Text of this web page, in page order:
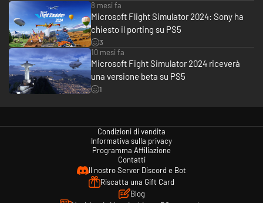
8 mesi fa
Microsoft Flight Simulator 2024: Sony ha
chiesto il porting su PS5
3
10 mesi fa
Microsoft Fight Simulator 2024 riceverà
una versione beta su PS5
1
Condizioni di vendita
Informativa sulla privacy
Programma Affiliazione
Contatti
Il nostro Server Discord e Bot
Riscatta una Gift Card
Blog